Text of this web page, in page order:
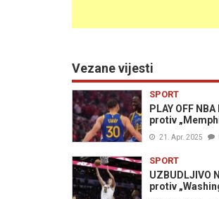
Vezane vijesti
SPORT
PLAY OFF
protiv
21. Apr. 2025
SPORT
UZBUDLJIVO
protiv